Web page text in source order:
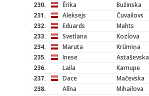
230.
Ērika Bužinska
231.
Aleksejs Čuvailovs
232.
Eduards
Mahts
233.
Svetlana
Kozlova
234.
Maruta Krūmiņa
235.
Inese Astaševska
236.
Laila Karnupe
237.
Dace
Mačevska
238.
Alīna
Mihailova